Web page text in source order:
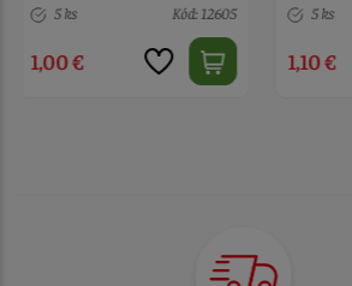
5 ks Kód: 5523
1,10 €
7 ks
1,10 €